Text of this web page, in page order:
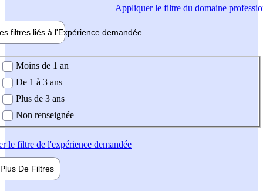
Appliquerle filtre du domaine
filtres liés à l'Expérience demandée
demandée
Moins de 1 an
De 1 à 3 ans
Plus de 3 ans
Non renseignée
le filtre de l'expérience demandée
Plus De Filtres